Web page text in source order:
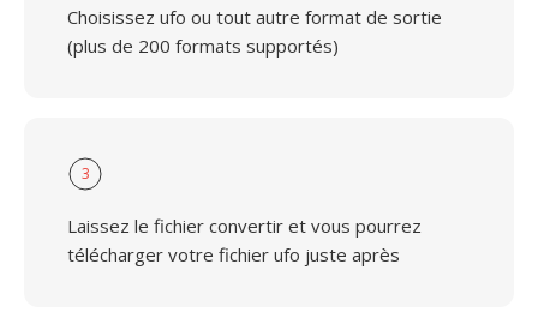
Choisissez ufo ou tout autre format de sortie
(plus de 200 formats supportés)
3
Laissez le fichier convertir et vous pourrez
télécharger votre fichier ufo juste après